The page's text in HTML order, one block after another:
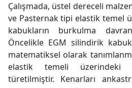
Çalışmada, üstel dereceli
ve Pasternak tipi elastik temel
kabukların burkulma
Öncelikle EGM silindirik
matematiksel olarak
elastik temeli üzerindeki
türetilmiştir. Kenarları